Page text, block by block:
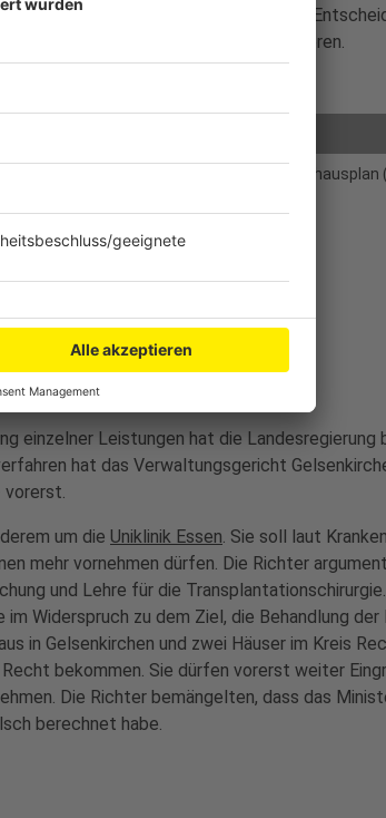
in diesen Eilverfahren vorläufige
und des Ministeriums genauer anhören.
Karl-Josef Laumann hat mit dem Krankenhausplan
erfolgreich
einzelner Leistungen hat die Landesregierung
hat das Verwaltungsgericht
vorerst.
um die Uniklinik Essen. Sie soll laut
mehr vornehmen dürfen. Die Richter
und Lehre für die
im Widerspruch zu dem Ziel, die Behandlung
in Gelsenkirchen und zwei Häuser im Kreis
bekommen. Sie dürfen vorerst weiter
Die Richter bemängelten, dass das
berechnet habe.